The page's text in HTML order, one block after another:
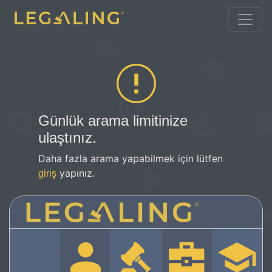
Günlük arama limitinize
ulaştınız.
Daha fazla arama yapabilmek için lütfen
giriş yapınız.